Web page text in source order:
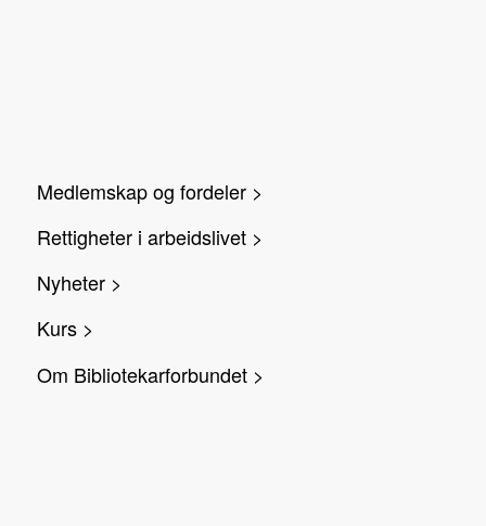
Medlemskap og fordeler >
Rettigheter i arbeidslivet >
Nyheter >
Kurs >
Om Bibliotekarforbundet >